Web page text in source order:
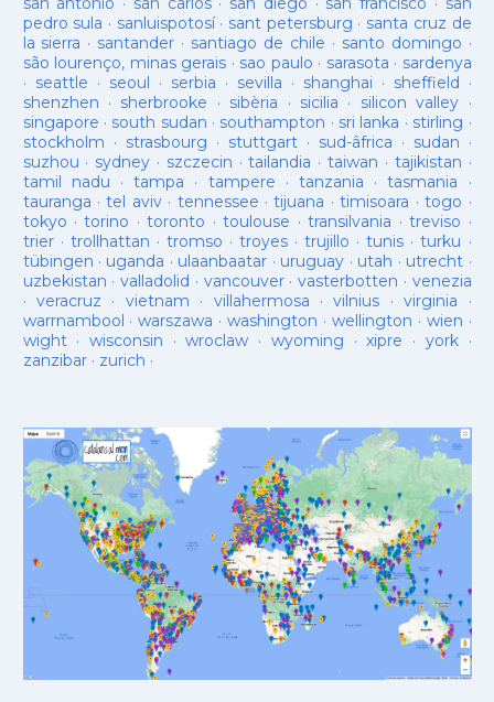
pedro sula · sanluispotosí· sant petersburg · santa cruz de
la sierra · santander · santiago de chile · santo domingo ·
são lourenço, minas gerais · sao paulo · sarasota · sardenya
· seattle · seoul · serbia · sevilla · shanghai · sheffield ·
shenzhen · sherbrooke · sibèria · sicilia · silicon valley ·
singapore · south sudan · southampton · sri lanka · stirling ·
stockholm · strasbourg · stuttgart· sud-âfrica · sudan ·
suzhou · sydney · szczecin ·tailandia ·taiwan · tajikistan ·
tamil nadu ·tampa · tampere · tanzania ·tasmania ·
tauranga ·tel aviv· tennessee ·tijuana ·timisoara ·togo ·
tokyo ·torino ·toronto ·toulouse ·transilvania ·treviso ·
trier· trollhattan · tromso · troyes·trujillo ·tunis ·turku ·
tübingen · uganda · ulaanbaatar · uruguay · utah · utrecht ·
uzbekistan · valladolid · vancouver· vasterbotten · venezia
· veracruz · vietnam · villahermosa ·vilnius ·virginia ·
warrnambool ·warszawa ·washington · wellington · wien ·
wight· wisconsin ·wroclaw · wyoming ·xipre · york·
zanzibar· zurich ·